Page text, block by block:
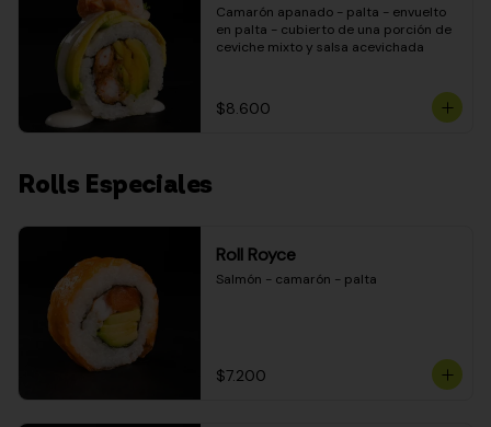
Camarón apanado - palta - envuelto
en palta - cubierto de una porción de
ceviche mixto y salsa acevichada
$8.600
Rolls Especiales
Roll Royce
Salmón - camarón - palta
$7.200